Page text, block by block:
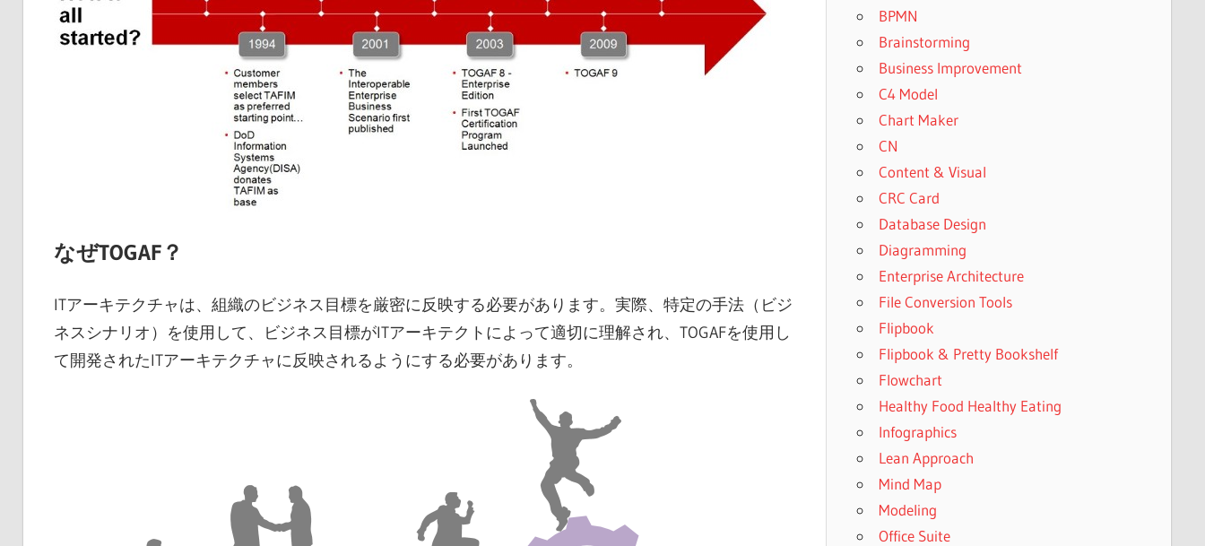
なぜTOGAF？
ITアーキテクチャは、組織のビジネス目標を厳密に反映する必要があります。実際、特定の手法（ビジ
ネスシナリオ）を使用して、ビジネス目標がITアーキテクトによって適切に理解され、TOGAFを使用し
て開発されたITアーキテクチャに反映されるようにする必要があります。
BPMN
Brainstorming
Business Improvement
C4 Model
Chart Maker
CN
Content & Visual
CRC Card
Database Design
Diagramming
Enterprise Architecture
File Conversion Tools
Flipbook
Flipbook & Pretty Bookshelf
Flowchart
Healthy Food Healthy Eating
Infographics
Lean Approach
Mind Map
Modeling
Office Suite